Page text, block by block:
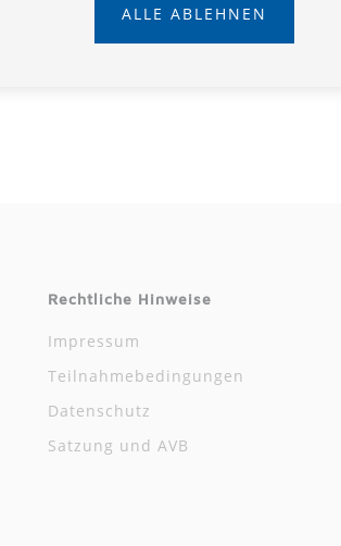
Rechtliche Hinweise
Impressum
Teilnahmebedingungen
Datenschutz
Satzung und AVB
ALLE ABLEHNEN